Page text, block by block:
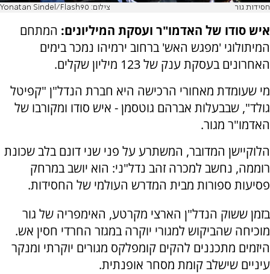
חסידות גור צילום: Yonatan Sindel/Flash90
איש סודו של האדמו"ר ועסקת המיליונים: המתחם
המיתולוגי 'מפגש האש' ברחוב ירמיהו נמכר בימים
האחרונים בעסקת ענק של 123 מיליון שקלים.
מי שעומדת מאחורי הרכישה היא חברת הנדל"ן "קפיטל
גולד", שבבעלות אברהם גוטסמן - איש סודו ומקורבו של
האדמו"ר מגור.
הלוקיישן המדובר, המשתרע על פני שני דונם בלב שכונת
רוממה, נחשב למכרה זהב נדל"ני: הוא יושב במרחק
פסיעות ספורות מבית המדרש העולמי של החסידות.
בזמן ששוק הנדל"ן הארצי מקרטע, האימפריה של גור
מוכיחה שהביקוש למגורי יוקרה במגזר החרדי חסין אש.
היזמים מתכננים להקים קומפלקס מגורים יוקרתי ומנקר
עיניים שישלב קומת מסחר אופנתית.